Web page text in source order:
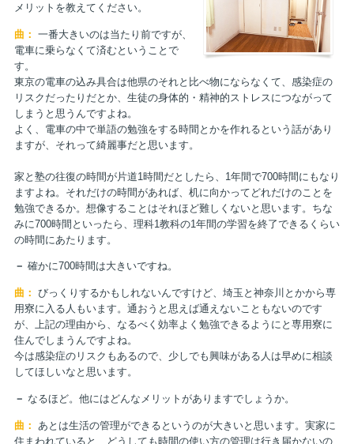
メリットを教えてください。
曲： 一番大きいのは当たり前ですが、
電車に乗らなくて済むということで
す。
東京の電車の込み具合は他県のそれと比べ物にならなくて、感染症の
リスクだったりだとか、生徒の身体的・精神的ストレスにつながって
しまうと思うんですよね。
よく、電車の中で単語の勉強をする時間とかを作れるという話があり
ますが、それって綺麗事だと思います。
家と塾の往復の時間が片道1時間だとしたら、1年間で700時間にもなり
ますよね。それだけの時間があれば、机に向かってどれだけのことを
勉強できるか。想像することはそれほど難しくないと思います。ちな
みに700時間といったら、理科1教科の1年間の学習を終了できるくらい
の時間にあたります。
－ 確かに700時間は大きいですね。
曲： びっくりするかもしれないんですけど、埼玉と神奈川とかから専
用寮に入る人もいます。通おうと思えば通えないこともないのです
が、上記の理由から、なるべく効率よく勉強できるようにと専用寮に
住んでしまうんですよね。
今は感染症のリスクもあるので、少しでも興味がある人は早めに相談
してほしいなと思います。
－ なるほど。他にはどんなメリットがありますでしょうか。
曲： あとは生活の管理ができるというのが大きいと思います。実家に
住まわれていると、どうしても時間の使い方の管理は行き届かないの